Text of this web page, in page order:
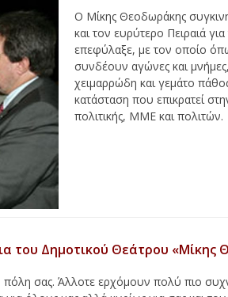
Ο Μίκης Θεοδωράκης
και τον ευρύτερο Πειραιά
επεφύλαξε, με τον οποίο
συνδέουν αγώνες και
χειμαρρώδη και γεμάτο
κατάσταση που επικρατεί
πολιτικής, ΜΜΕ και πολιτών.
του Δημοτικού Θεάτρου
σας. Άλλοτε ερχόμουν πολύ πιο